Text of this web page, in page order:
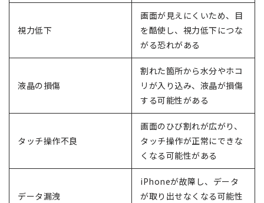
視力低下
画面が見えにくいため、目
を酷使し、視力低下につな
がる恐れがある
液晶の損傷
割れた箇所から水分やホコ
リが入り込み、液晶が損傷
する可能性がある
タッチ操作不良
画面のひび割れが広がり、
タッチ操作が正常にできな
くなる可能性がある
データ漏洩
iPhoneが故障し、データ
が取り出せなくなる可能性